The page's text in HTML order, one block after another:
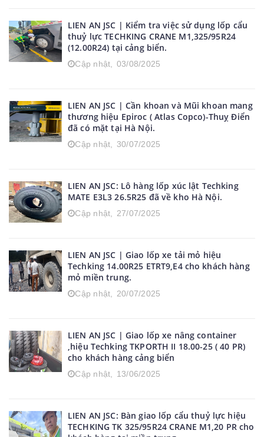
LIEN AN JSC | Kiểm tra việc sử dụng lốp cẩu
thuỷ lực TECHKING CRANE M1,325/95R24
(12.00R24) tại cảng biển.
Cập nhật, 03/08/2025
LIEN AN JSC | Cần khoan và Mũi khoan mang
thương hiệu Epiroc ( Atlas Copco)-Thuỵ Điển
đã có mặt tại Hà Nội.
Cập nhật, 30/07/2025
LIEN AN JSC: Lô hàng lốp xúc lật Techking
MATE E3L3 26.5R25 đã về kho Hà Nội.
Cập nhật, 27/07/2025
LIEN AN JSC | Giao lốp xe tải mỏ hiệu
Techking 14.00R25 ETRT9,E4 cho khách hàng
mỏ miền trung.
Cập nhật, 20/07/2025
LIEN AN JSC | Giao lốp xe nâng container
,hiệu Techking TKPORTH II 18.00-25 ( 40 PR)
cho khách hàng cảng biển
Cập nhật, 13/06/2025
LIEN AN JSC: Bàn giao lốp cẩu thuỷ lực hiệu
TECHKING TK 325/95R24 CRANE M1,20 PR cho